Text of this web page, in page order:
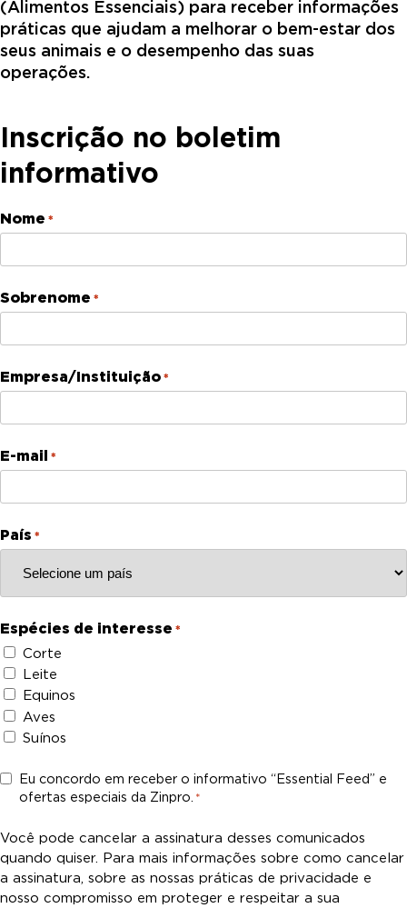
(Alimentos Essenciais) para receber informações
práticas que ajudam a melhorar o bem-estar dos
seus animais e o desempenho das suas
operações.
Inscrição no boletim
informativo
Nome *
Sobrenome *
Empresa/Instituição *
E-mail *
País *
Espécies de interesse *
Corte
Leite
Equinos
Aves
Suínos
C
s
e
n
t
Eu concordo em receber o informativo “Essential Feed” e
ofertas especiais da Zinpro. *
Você pode cancelar a assinatura desses comunicados
quando quiser. Para mais informações sobre como cancelar
a assinatura, sobre as nossas práticas de privacidade e
nosso compromisso em proteger e respeitar a sua